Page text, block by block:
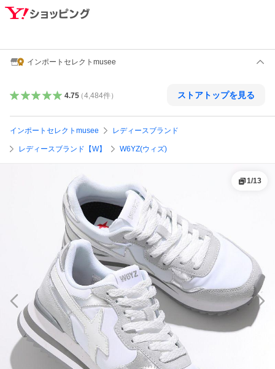
インポートセレクトmusee
4.75（4,484件） ストアトップを見る
インポートセレクトmusee レディースブランド
レディースブランド【W】 W6YZ(ウィズ)
1/13